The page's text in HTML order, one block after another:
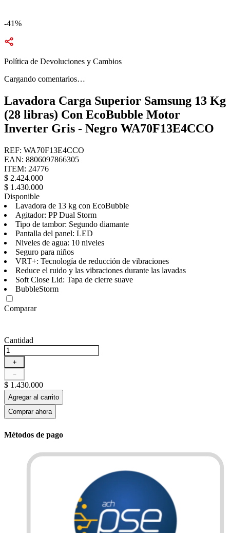
-41%
Política de Devoluciones y Cambios
Cargando comentarios…
Lavadora Carga Superior Samsung 13 Kg
(28 libras) Con EcoBubble Motor
Inverter Gris - Negro WA70F13E4CCO
REF: WA70F13E4CCO
EAN: 8806097866305
ITEM: 24776
$ 2.424.000
$ 1 .430.000
Disponible
Lavadora de 13 kg con EcoBubble
Agitador: PP Dual Storm
Tipo de tambor: Segundo diamante
Pantalla del panel: LED
Niveles de agua: 10 niveles
Seguro para niños
VRT+: Tecnología de reducción de vibraciones
Reduce el ruido y las vibraciones durante las lavadas
Soft Close Lid: Tapa de cierre suave
BubbleStorm
Comparar
Cantidad
＋
－
$ 1 .430.000
Agregar al carrito
Comprar ahora
Métodos de pago